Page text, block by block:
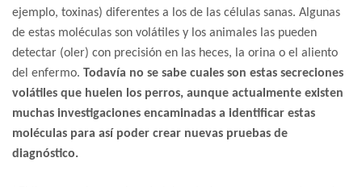
ejemplo, toxinas) diferentes a los de las células sanas. Algunas
de estas moléculas son volátiles y los animales las pueden
detectar (oler) con precisión en las heces, la orina o el aliento
del enfermo. Todavía no se sabe cuales son estas secreciones
volátiles que huelen los perros, aunque actualmente existen
muchas investigaciones encaminadas a identificar estas
moléculas para así poder crear nuevas pruebas de
diagnóstico.